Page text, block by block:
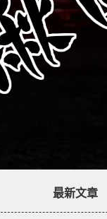
最新文章